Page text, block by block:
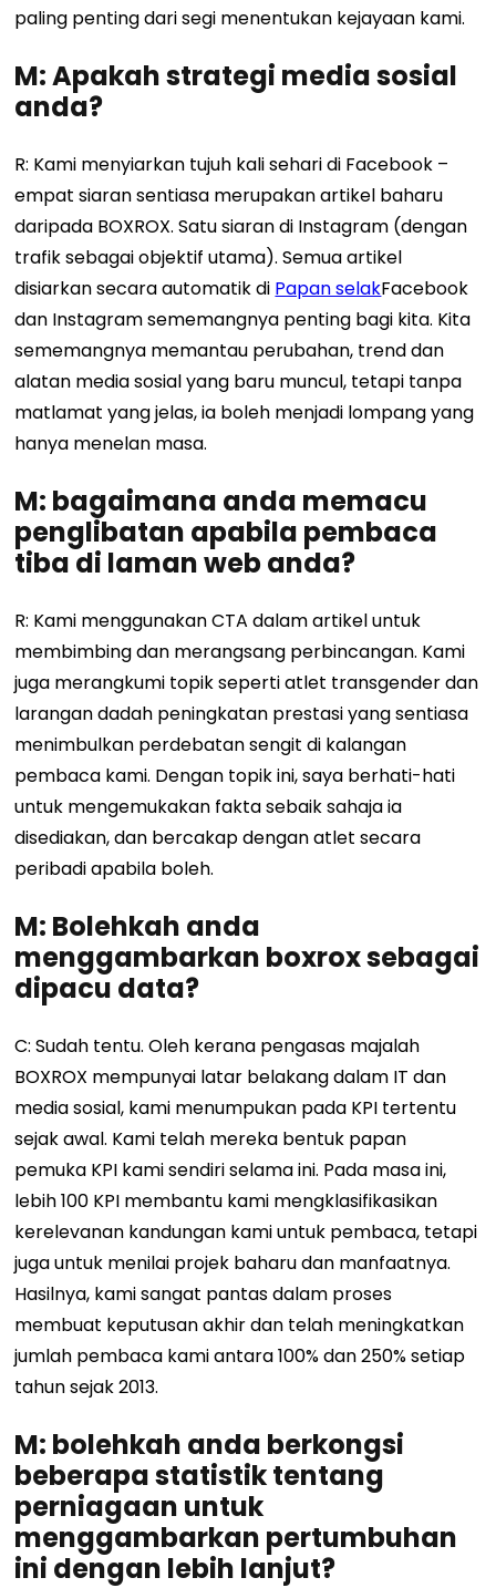
paling penting dari segi menentukan kejayaan kami.
M: Apakah strategi media sosial
anda?
R: Kami menyiarkan tujuh kali sehari di Facebook –
empat siaran sentiasa merupakan artikel baharu
daripada BOXROX. Satu siaran di Instagram (dengan
trafik sebagai objektif utama). Semua artikel
disiarkan secara automatik di Papan selakFacebook
dan Instagram sememangnya penting bagi kita. Kita
sememangnya memantau perubahan, trend dan
alatan media sosial yang baru muncul, tetapi tanpa
matlamat yang jelas, ia boleh menjadi lompang yang
hanya menelan masa.
M: bagaimana anda memacu
penglibatan apabila pembaca
tiba di laman web anda?
R: Kami menggunakan CTA dalam artikel untuk
membimbing dan merangsang perbincangan. Kami
juga merangkumi topik seperti atlet transgender dan
larangan dadah peningkatan prestasi yang sentiasa
menimbulkan perdebatan sengit di kalangan
pembaca kami. Dengan topik ini, saya berhati-hati
untuk mengemukakan fakta sebaik sahaja ia
disediakan, dan bercakap dengan atlet secara
peribadi apabila boleh.
M: Bolehkah anda
menggambarkan boxrox sebagai
dipacu data?
C: Sudah tentu. Oleh kerana pengasas majalah
BOXROX mempunyai latar belakang dalam IT dan
media sosial, kami menumpukan pada KPI tertentu
sejak awal. Kami telah mereka bentuk papan
pemuka KPI kami sendiri selama ini. Pada masa ini,
lebih 100 KPI membantu kami mengklasifikasikan
kerelevanan kandungan kami untuk pembaca, tetapi
juga untuk menilai projek baharu dan manfaatnya.
Hasilnya, kami sangat pantas dalam proses
membuat keputusan akhir dan telah meningkatkan
jumlah pembaca kami antara 100% dan 250% setiap
tahun sejak 2013.
M: bolehkah anda berkongsi
beberapa statistik tentang
perniagaan untuk
menggambarkan pertumbuhan
ini dengan lebih lanjut?